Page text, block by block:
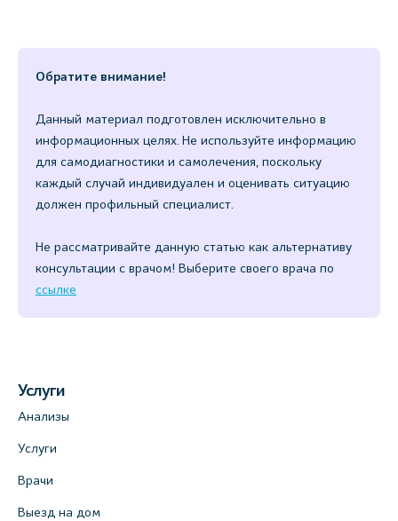
Обратите внимание!
Данный материал подготовлен исключительно в
информационных целях. Не используйте информацию
для самодиагностики и самолечения, поскольку
каждый случай индивидуален и оценивать ситуацию
должен профильный специалист.
Не рассматривайте данную статью как альтернативу
консультации с врачом! Выберите своего врача по
ссылке
Услуги
Анализы
Услуги
Врачи
Выезд на дом